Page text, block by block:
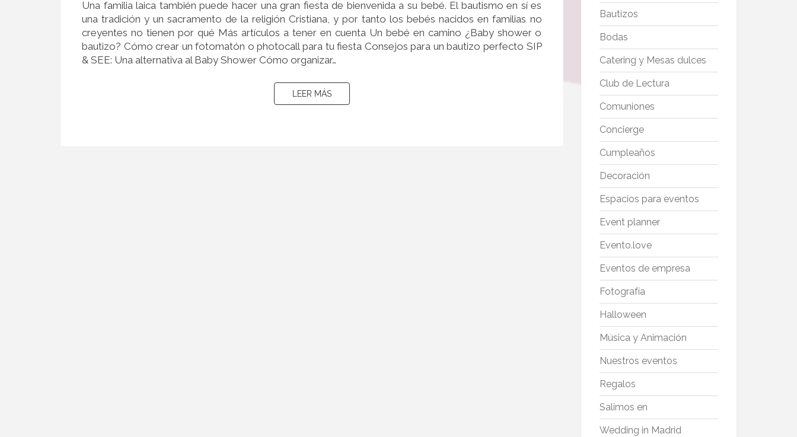
Una familia laica también puede hacer una gran fiesta de bienvenida a su bebé. El bautismo en sí es
una tradición y un sacramento de la religión Cristiana, y por tanto los bebés nacidos en familias no
creyentes no tienen por qué Más artículos a tener en cuenta Un bebé en camino ¿Baby shower o
bautizo? Cómo crear un fotomatón o photocall para tu fiesta Consejos para un bautizo perfecto SIP
& SEE: Una alternativa al Baby Shower Cómo organizar…
LEER MÁSLEER MÁS
Bautizos
Bodas
Catering y Mesas dulces
Club de Lectura
Comuniones
Concierge
Cumpleaños
Decoración
Espacios para eventos
Event planner
Evento.love
Eventos de empresa
Fotografía
Halloween
Música y Animación
Nuestros eventos
Regalos
Salimos en
Wedding in Madrid